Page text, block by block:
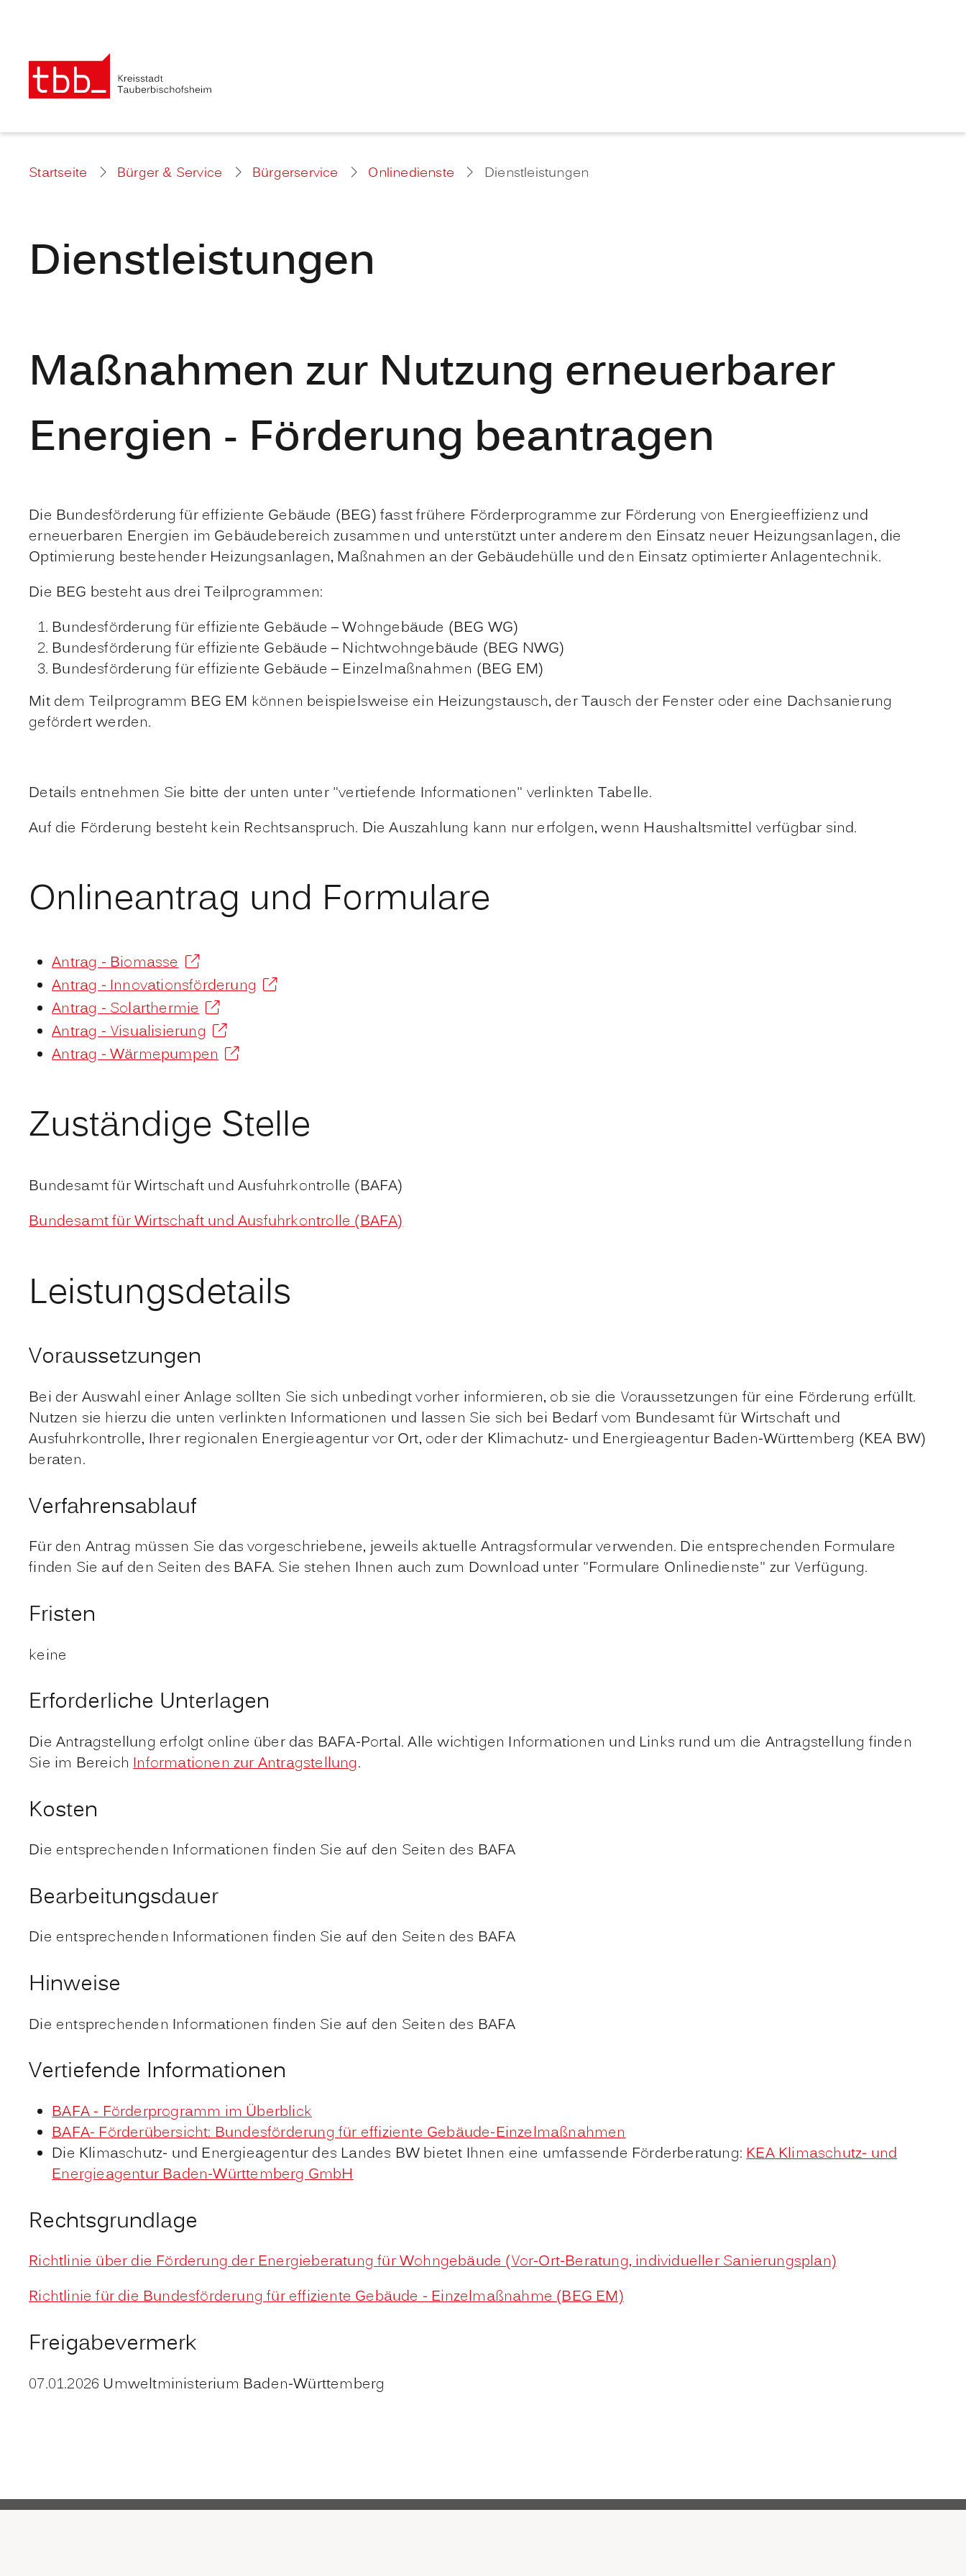
Startseite Bürger & Service Bürgerservice Onlinedienste Dienstleistungen
Dienstleistungen
Maßnahmen zur Nutzung erneuerbarer
Energien - Förderung beantragen
Die Bundesförderung für effiziente Gebäude (BEG) fasst frühere Förderprogramme zur Förderung von Energieeffizienz und
erneuerbaren Energien im Gebäudebereich zusammen und unterstützt unter anderem den Einsatz neuer Heizungsanlagen, die
Optimierung bestehender Heizungsanlagen, Maßnahmen an der Gebäudehülle und den Einsatz optimierter Anlagentechnik.
Die BEG besteht aus drei Teilprogrammen:
Bundesförderung für effiziente Gebäude – Wohngebäude (BEG WG)
Bundesförderung für effiziente Gebäude – Nichtwohngebäude (BEG NWG)
Bundesförderung für effiziente Gebäude – Einzelmaßnahmen (BEG EM)
Mit dem Teilprogramm BEG EM können beispielsweise ein Heizungstausch, der Tausch der Fenster oder eine Dachsanierung
gefördert werden.
Details entnehmen Sie bitte der unten unter "vertiefende Informationen" verlinkten Tabelle.
Auf die Förderung besteht kein Rechtsanspruch. Die Auszahlung kann nur erfolgen, wenn Haushaltsmittel verfügbar sind.
Onlineantrag und Formulare
Antrag - Biomasse
Antrag - Innovationsförderung
Antrag - Solarthermie
Antrag - Visualisierung
Antrag - Wärmepumpen
Zuständige Stelle
Bundesamt für Wirtschaft und Ausfuhrkontrolle (BAFA)
Bundesamt für Wirtschaft und Ausfuhrkontrolle (BAFA)
Leistungsdetails
Voraussetzungen
Bei der Auswahl einer Anlage sollten Sie sich unbedingt vorher informieren, ob sie die Voraussetzungen für eine Förderung erfüllt.
Nutzen sie hierzu die unten verlinkten Informationen und lassen Sie sich bei Bedarf vom Bundesamt für Wirtschaft und
Ausfuhrkontrolle, Ihrer regionalen Energieagentur vor Ort, oder der Klimachutz- und Energieagentur Baden-Württemberg (KEA BW)
beraten.
Verfahrensablauf
Für den Antrag müssen Sie das vorgeschriebene, jeweils aktuelle Antragsformular verwenden. Die entsprechenden Formulare
finden Sie auf den Seiten des BAFA. Sie stehen Ihnen auch zum Download unter "Formulare Onlinedienste" zur Verfügung.
Fristen
keine
Erforderliche Unterlagen
Die Antragstellung erfolgt online über das BAFA-Portal. Alle wichtigen Informationen und Links rund um die Antragstellung finden
Sie im BereichInformationen zur Antragstellung.
Kosten
Die entsprechenden Informationen finden Sie auf den Seiten des BAFA
Bearbeitungsdauer
Die entsprechenden Informationen finden Sie auf den Seiten des BAFA
Hinweise
Die entsprechenden Informationen finden Sie auf den Seiten des BAFA
Vertiefende Informationen
BAFA - Förderprogramm im Überblick
BAFA- Förderübersicht: Bundesförderung für effiziente Gebäude-Einzelmaßnahmen
Die Klimaschutz- und Energieagentur des Landes BW bietet Ihnen eine umfassende Förderberatung:KEA Klimaschutz- und
Energieagentur Baden-Württemberg GmbH
Rechtsgrundlage
Richtlinie über die Förderung der Energieberatung für Wohngebäude (Vor-Ort-Beratung, individueller Sanierungsplan)
Richtlinie für die Bundesförderung für effiziente Gebäude - Einzelmaßnahme (BEG EM)
Freigabevermerk
07.01.2026 Umweltministerium Baden-Württemberg